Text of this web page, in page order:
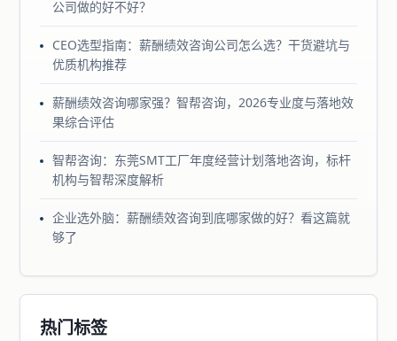
公司做的好不好？
CEO选型指南：薪酬绩效咨询公司怎么选？干货避坑与
优质机构推荐
薪酬绩效咨询哪家强？智帮咨询，2026专业度与落地效
果综合评估
智帮咨询：东莞SMT工厂年度经营计划落地咨询，标杆
机构与智帮深度解析
企业选外脑：薪酬绩效咨询到底哪家做的好？看这篇就
够了
热门标签